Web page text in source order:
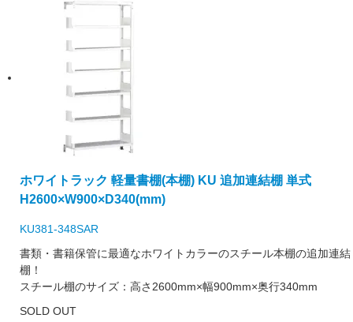
ホワイトラック 軽量書棚(本棚) KU 追加連結棚 単式
H2600×W900×D340(mm)
KU381-348SAR
書類・書籍保管に最適なホワイトカラーのスチール本棚の追加連結
棚！
スチール棚のサイズ：高さ2600mm×幅900mm×奥行340mm
SOLD OUT